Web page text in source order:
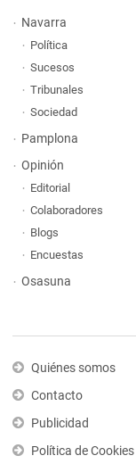
Navarra
Política
Sucesos
Tribunales
Sociedad
Pamplona
Opinión
Editorial
Colaboradores
Blogs
Encuestas
Osasuna
Quiénes somos
Contacto
Publicidad
Política de Cookies